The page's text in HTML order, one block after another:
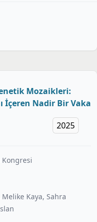
Mozaikleri:
İçeren Nadir Bir Vaka
2025
Kaya, Sahra